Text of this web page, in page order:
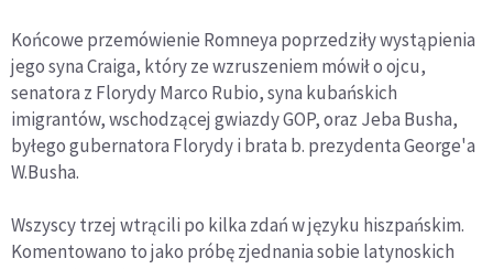
Końcowe przemówienie Romneya poprzedziły wystąpienia
jego syna Craiga, który ze wzruszeniem mówił o ojcu,
senatora z Florydy Marco Rubio, syna kubańskich
imigrantów, wschodzącej gwiazdy GOP, oraz Jeba Busha,
byłego gubernatora Florydy i brata b. prezydenta George'a
W.Busha.
Wszyscy trzej wtrącili po kilka zdań w języku hiszpańskim.
Komentowano to jako próbę zjednania sobie latynoskich